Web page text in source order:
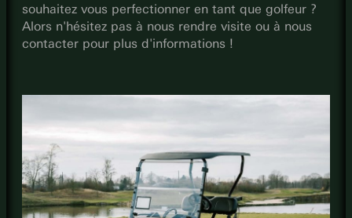
souhaitez vous perfectionner en tant que golfeur ?
Alors n'hésitez pas à nous rendre visite ou à nous
contacter pour plus d'informations !